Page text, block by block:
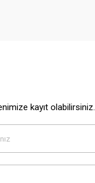
alternatifler olmalı.
kayıt olabilirsiniz.